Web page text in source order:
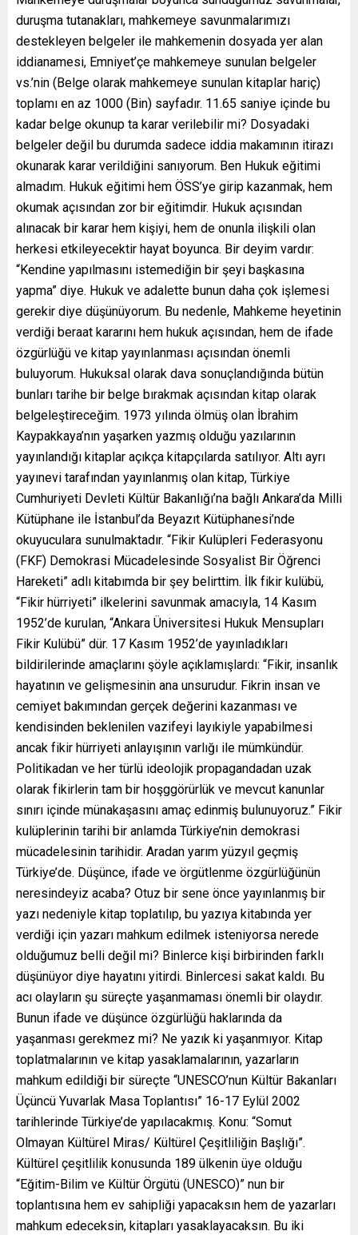
duruşma tutanakları, mahkemeye savunmalarımızı
destekleyen belgeler ile mahkemenin dosyada yer alan
iddianamesi, Emniyet’çe mahkemeye sunulan belgeler
vs.’nin (Belge olarak mahkemeye sunulan kitaplar hariç)
toplamı en az 1000 (Bin) sayfadır. 11.65 saniye içinde bu
kadar belge okunup ta karar verilebilir mi? Dosyadaki
belgeler değil bu durumda sadece iddia makamının itirazı
okunarak karar verildiğini sanıyorum. Ben Hukuk eğitimi
almadım. Hukuk eğitimi hem ÖSS’ye girip kazanmak, hem
okumak açısından zor bir eğitimdir. Hukuk açısından
alınacak bir karar hem kişiyi, hem de onunla ilişkili olan
herkesi etkileyecektir hayat boyunca. Bir deyim vardır:
“Kendine yapılmasını istemediğin bir şeyi başkasına
yapma” diye. Hukuk ve adalette bunun daha çok işlemesi
gerekir diye düşünüyorum. Bu nedenle, Mahkeme heyetinin
verdiği beraat kararını hem hukuk açısından, hem de ifade
özgürlüğü ve kitap yayınlanması açısından önemli
buluyorum. Hukuksal olarak dava sonuçlandığında bütün
bunları tarihe bir belge bırakmak açısından kitap olarak
belgeleştireceğim. 1973 yılında ölmüş olan İbrahim
Kaypakkaya’nın yaşarken yazmış olduğu yazılarının
yayınlandığı kitaplar açıkça kitapçılarda satılıyor. Altı ayrı
yayınevi tarafından yayınlanmış olan kitap, Türkiye
Cumhuriyeti Devleti Kültür Bakanlığı’na bağlı Ankara’da Milli
Kütüphane ile İstanbul’da Beyazıt Kütüphanesi’nde
okuyuculara sunulmaktadır. “Fikir Kulüpleri Federasyonu
(FKF) Demokrasi Mücadelesinde Sosyalist Bir Öğrenci
Hareketi” adlı kitabımda bir şey belirttim. İlk fikir kulübü,
“Fikir hürriyeti” ilkelerini savunmak amacıyla, 14 Kasım
1952’de kurulan, “Ankara Üniversitesi Hukuk Mensupları
Fikir Kulübü” dür. 17 Kasım 1952’de yayınladıkları
bildirilerinde amaçlarını şöyle açıklamışlardı: “Fikir, insanlık
hayatının ve gelişmesinin ana unsurudur. Fikrin insan ve
cemiyet bakımından gerçek değerini kazanması ve
kendisinden beklenilen vazifeyi layıkiyle yapabilmesi
ancak fikir hürriyeti anlayışının varlığı ile mümkündür.
Politikadan ve her türlü ideolojik propagandadan uzak
olarak fikirlerin tam bir hoşggörürlük ve mevcut kanunlar
sınırı içinde münakaşasını amaç edinmiş bulunuyoruz.” Fikir
kulüplerinin tarihi bir anlamda Türkiye’nin demokrasi
mücadelesinin tarihidir. Aradan yarım yüzyıl geçmiş
Türkiye’de. Düşünce, ifade ve örgütlenme özgürlüğünün
neresindeyiz acaba? Otuz bir sene önce yayınlanmış bir
yazı nedeniyle kitap toplatılıp, bu yazıya kitabında yer
verdiği için yazarı mahkum edilmek isteniyorsa nerede
olduğumuz belli değil mi? Binlerce kişi birbirinden farklı
düşünüyor diye hayatını yitirdi. Binlercesi sakat kaldı. Bu
acı olayların şu süreçte yaşanmaması önemli bir olaydır.
Bunun ifade ve düşünce özgürlüğü haklarında da
yaşanması gerekmez mi? Ne yazık ki yaşanmıyor. Kitap
toplatmalarının ve kitap yasaklamalarının, yazarların
mahkum edildiği bir süreçte “UNESCO’nun Kültür Bakanları
Üçüncü Yuvarlak Masa Toplantısı” 16-17 Eylül 2002
tarihlerinde Türkiye’de yapılacakmış. Konu: “Somut
Olmayan Kültürel Miras/ Kültürel Çeşitliliğin Başlığı”.
Kültürel çeşitlilik konusunda 189 ülkenin üye olduğu
“Eğitim-Bilim ve Kültür Örgütü (UNESCO)” nun bir
toplantısına hem ev sahipliği yapacaksın hem de yazarları
mahkum edeceksin, kitapları yasaklayacaksın. Bu iki